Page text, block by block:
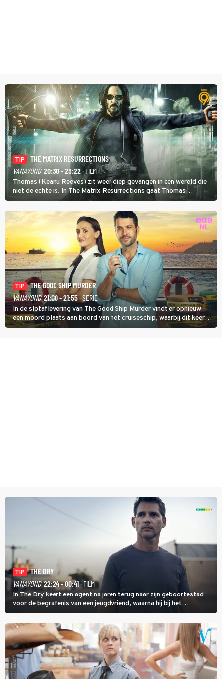
TIP
THE MATRIX RESURRECTIONS
VANAVOND 20:30 - 23:22· FILM
Thomas (Keanu Reeves) zit weer diep gevangen in een wereld die
niet de echte is. In The Matrix Resurrections gaat Thomas
proberen uit deze schijnwereld te ontsnappen.
TIP
THE GOOD SHIP MURDER
VANAVOND 21:00 - 21:55· SERIE
In de slotaflevering van The Good Ship Murder vindt er opnieuw
een moord plaats aan boord van het cruiseschip, waarbij dit keer
een bemanningslid het slachtoffer is en kapitein Marlowe de dader
TIP
THE DRY
VANAVOND 22:24 - 00:41· FILM
In The Dry keert een agent na jaren terug naar zijn geboortestad
voor de begrafenis van een jeugdvriend, waarna hij bij het
onderzoeken van diens dood een verband begint te vermoeden
met een oude zaak.